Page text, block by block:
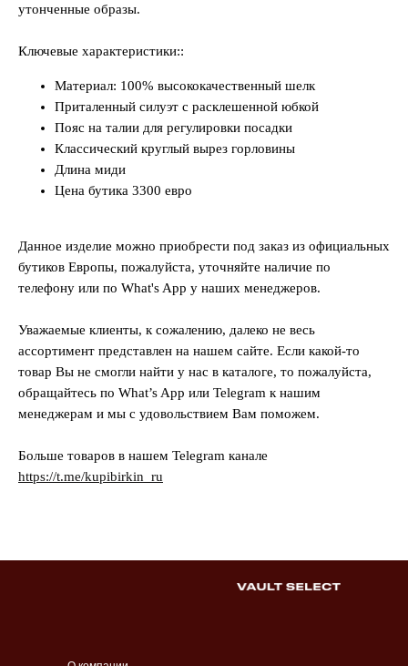
утонченные образы.
Ключевые характеристики::
Материал: 100% высококачественный шелк
Приталенный силуэт с расклешенной юбкой
Пояс на талии для регулировки посадки
Классический круглый вырез горловины
Длина миди
Цена бутика 3300 евро
Данное изделие можно приобрести под заказ из официальных
бутиков Европы, пожалуйста, уточняйте наличие по
телефону или по What's App у наших менеджеров.
Уважаемые клиенты, к сожалению, далеко не весь
ассортимент представлен на нашем сайте. Если какой-то
товар Вы не смогли найти у нас в каталоге, то пожалуйста,
обращайтесь по What’s App или Telegram к нашим
менеджерам и мы с удовольствием Вам поможем.
Больше товаров в нашем Telegram канале
https://t.me/kupibirkin_ru